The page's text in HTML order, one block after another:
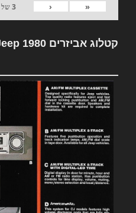
«
‹
3של
קטלוג אביזרים Jeep 1980